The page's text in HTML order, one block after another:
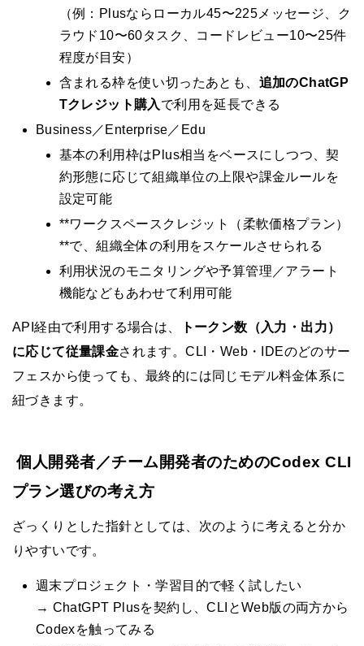
（例：Plusならローカル45〜225メッセージ、ク
ラウド10〜60タスク、コードレビュー10〜25件
程度が目安）
含まれる枠を使い切ったあとも、 追加のChatGP
Tクレジット購入 で利用を延長できる
Business／Enterprise／Edu
基本の利用枠はPlus相当をベースにしつつ、契
約形態に応じて組織単位の上限や課金ルールを
設定可能
**ワークスペースクレジット（柔軟価格プラン）
**で、組織全体の利用をスケールさせられる
利用状況のモニタリングや予算管理／アラート
機能などもあわせて利用可能
API経由で利用する場合は、
トークン数（入力・出力）
に応じて従量課金されます。CLI・Web・IDEのどのサー
フェスから使っても、最終的には同じモデル料金体系に
紐づきます。
個人開発者／チーム開発者のためのCodex CLI
プラン選びの考え方
ざっくりとした指針としては、次のように考えると分か
りやすいです。
週末プロジェクト・学習目的で軽く試したい
→ ChatGPT Plusを契約し、CLIとWeb版の両方から
Codexを触ってみる